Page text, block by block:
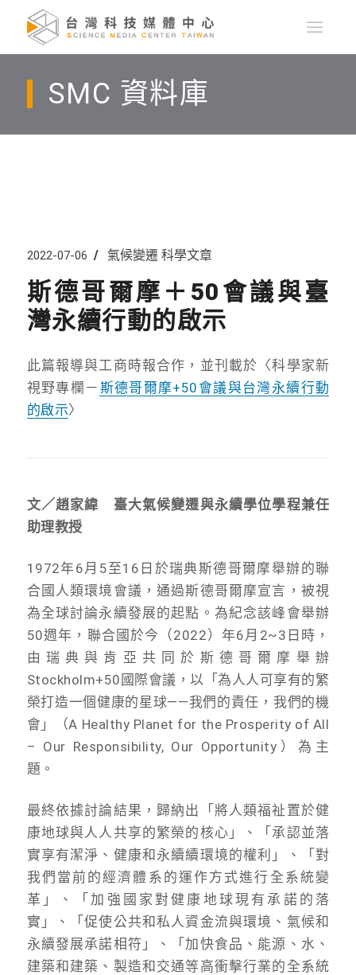
SMC 資料庫
2022-07-06 氣候變遷 科學文章
斯德哥爾摩＋50會議與臺
灣永續行動的啟示
此篇報導與工商時報合作，並刊載於〈科學家新
視野專欄－ 斯德哥爾摩+50會議與台灣永續行動
的啟示〉
文／趙家緯 臺大氣候變遷與永續學位學程兼任
助理教授
1972年6月5至16日於瑞典斯德哥爾摩舉辦的聯
合國人類環境會議，通過斯德哥爾摩宣言，被視
為全球討論永續發展的起點。為紀念該峰會舉辦
50週年，聯合國於今（2022）年6月2~3日時，
由瑞典與肯亞共同於斯德哥爾摩舉辦
Stockholm+50國際會議，以「為人人可享有的繁
榮打造一個健康的星球——我們的責任，我們的機
會」（A Healthy Planet for the Prosperity of All
– Our Responsibility, Our Opportunity）為主
題。
最終依據討論結果，歸納出「將人類福祉置於健
康地球與人人共享的繁榮的核心」、「承認並落
實享有潔淨、健康和永續續環境的權利」、「對
我們當前的經濟體系的運作方式進行全系統變
革」、「加強國家對健康地球現有承諾的落
實」、「促使公共和私人資金流與環境、氣候和
永續發展承諾相符」、「加快食品、能源、水、
建築和建築、製造和交通等高衝擊行業的全系統